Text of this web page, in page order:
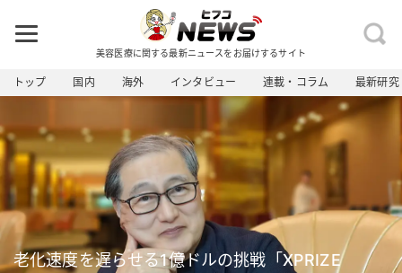
美容医療に関する最新ニュースをお届けするサイト
トップ 国内 海外 インタビュー 連載・コラム 最新研究
老化速度を遅らせる1億ドルの挑戦「XPRIZE